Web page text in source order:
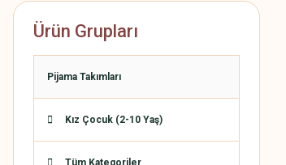
Ürün Grupları
Pijama Takımları
Kız Çocuk (2-10 Yaş)
Tüm Kategoriler